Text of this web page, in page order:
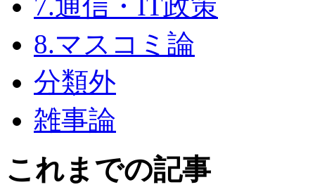
7.通信・IT政策
8.マスコミ論
分類外
雑事論
これまでの記事